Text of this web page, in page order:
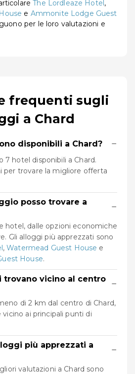
The Lordleaze Hotel ,
e Ammonite Lodge Guest
per le loro valutazioni e
frequenti sugli
a Chard
disponibili a Chard? −
hotel disponibili a Chard.
per trovare la migliore offerta
posso trovare a
−
hotel, dalle opzioni economiche
Gli alloggi più apprezzati sono
,Watermead Guest House e
House.
trovano vicino al centro
−
di 2 km dal centro di Chard,
vicino ai principali punti di
più apprezzati a
−
valutazioni a Chard sono